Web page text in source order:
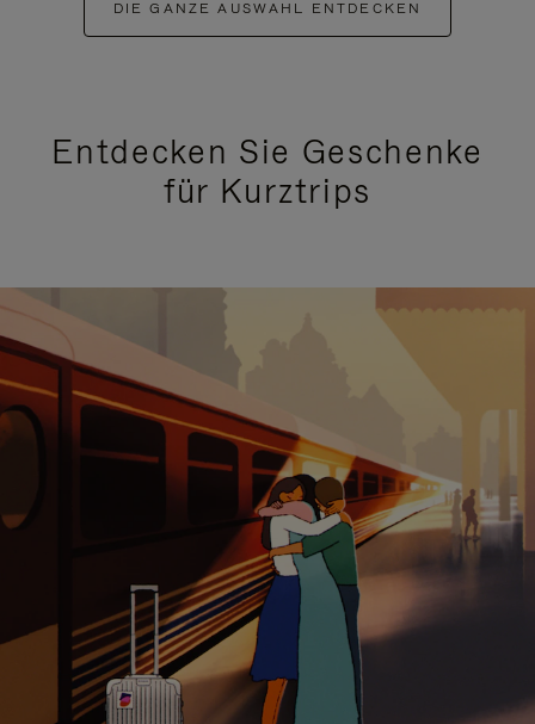
DIE GANZE AUSWAHL ENTDECKEN
Entdecken Sie Geschenke
für Kurztrips